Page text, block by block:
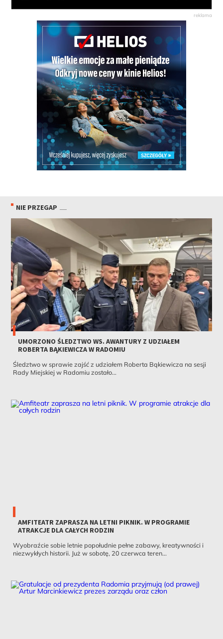
NIE PRZEGAP
UMORZONO ŚLEDZTWO WS. AWANTURY Z UDZIAŁEM
ROBERTA BĄKIEWICZA W RADOMIU
Śledztwo w sprawie zajść z udziałem Roberta Bąkiewicza na sesji
Rady Miejskiej w Radomiu zostało...
AMFITEATR ZAPRASZA NA LETNI PIKNIK. W PROGRAMIE
ATRAKCJE DLA CAŁYCH RODZIN
Wyobraźcie sobie letnie popołudnie pełne zabawy, kreatywności i
niezwykłych historii. Już w sobotę, 20 czerwca teren...